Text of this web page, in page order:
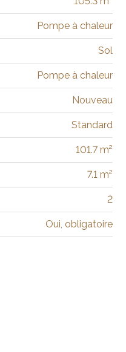
Pompe à chaleur
Sol
Pompe à chaleur
Nouveau
Standard
101.7 m²
7.1 m²
2
Oui, obligatoire